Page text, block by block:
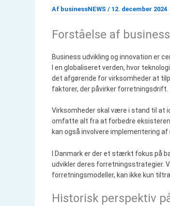
Af businessNEWS / 12. december 2024
Forståelse af
Business udvikling og innovation er
I en globaliseret verden, hvor
det afgørende for virksomheder at
faktorer, der påvirker forretningsdrift.
Virksomheder skal være i stand til at
omfatte alt fra at forbedre
kan også involvere implementering
I Danmark er der et stærkt fokus på
udvikler deres forretningsstrategier.
forretningsmodeller, kan ikke kun
Historisk perspektiv